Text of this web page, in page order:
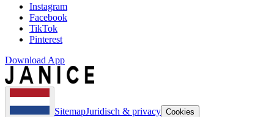
Instagram
Facebook
TikTok
Pinterest
Download App
SitemapJuridisch & privacy Cookies